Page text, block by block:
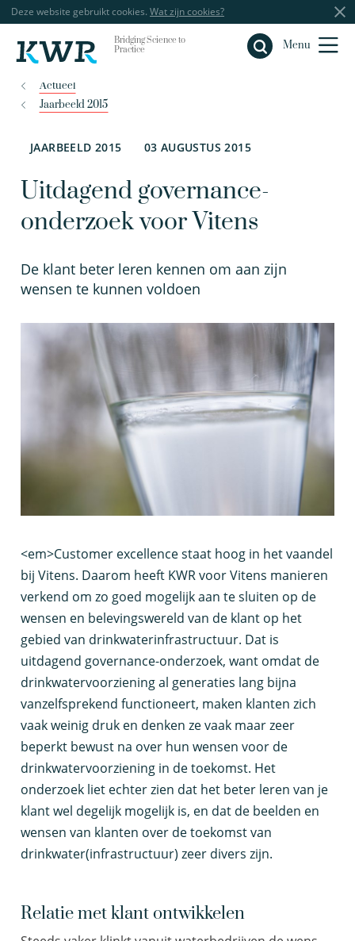
Deze website gebruikt cookies. Wat zijn cookies?
Bridging Science to
Practice
Menu
Sluiten
Actueel
Jaarbeeld 2015
JAARBEELD 2015 03 AUGUSTUS 2015
Uitdagend governance-
onderzoek voor Vitens
De klant beter leren kennen om aan zijn
wensen te kunnen voldoen
<em>Customer excellence staat hoog in het vaandel
bij Vitens. Daarom heeft KWR voor Vitens manieren
verkend om zo goed mogelijk aan te sluiten op de
wensen en belevingswereld van de klant op het
gebied van drinkwaterinfrastructuur. Dat is
uitdagend governance-onderzoek, want omdat de
drinkwatervoorziening al generaties lang bijna
vanzelfsprekend functioneert, maken klanten zich
vaak weinig druk en denken ze vaak maar zeer
beperkt bewust na over hun wensen voor de
drinkwatervoorziening in de toekomst. Het
onderzoek liet echter zien dat het beter leren van je
klant wel degelijk mogelijk is, en dat de beelden en
wensen van klanten over de toekomst van
drinkwater(infrastructuur) zeer divers zijn.
Relatie met klant ontwikkelen